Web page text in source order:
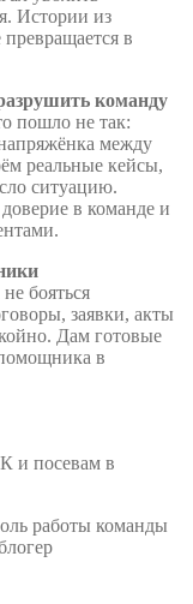
Истории из
в
команду
пошло не так:
между
реальные кейсы,
ситуацию.
в команде и
бояться
заявки, акты
Дам готовые
в
и посевам в
работы команды